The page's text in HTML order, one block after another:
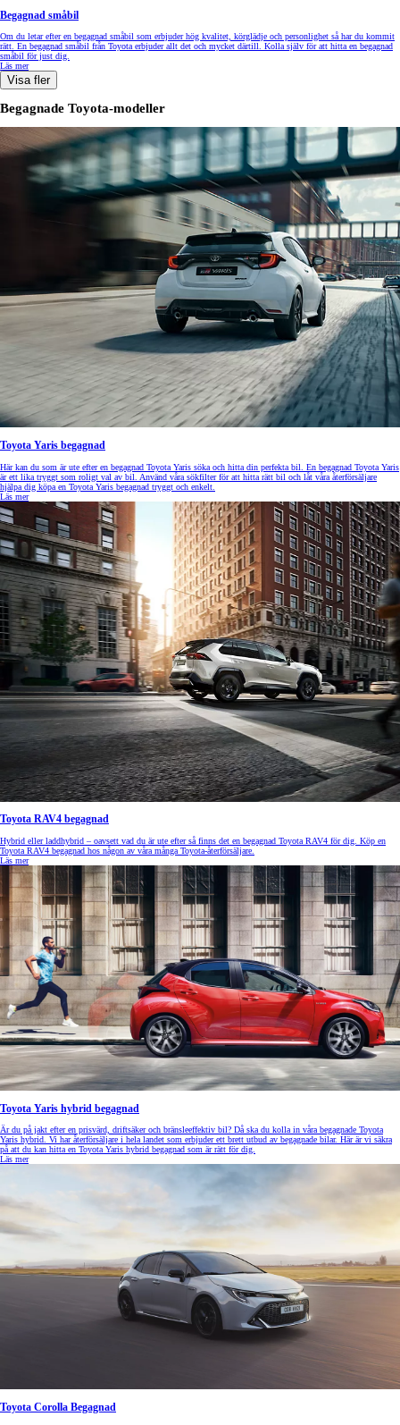
Begagnad småbil
Om du letar efter en begagnad småbil som erbjuder hög kvalitet, körglädje och personlighet så har du kommit
rätt. En begagnad småbil från Toyota erbjuder allt det och mycket därtill. Kolla själv för att hitta en begagnad
småbil för just dig.
Läs mer
Visa fler
Begagnade Toyota-modeller
Toyota Yaris begagnad
Här kan du som är ute efter en begagnad Toyota Yaris söka och hitta din perfekta bil. En begagnad Toyota Yaris
är ett lika tryggt som roligt val av bil. Använd våra sökfilter för att hitta rätt bil och låt våra återförsäljare
hjälpa dig köpa en Toyota Yaris begagnad tryggt och enkelt.
Läs mer
Toyota RAV4 begagnad
Hybrid eller laddhybrid – oavsett vad du är ute efter så finns det en begagnad Toyota RAV4 för dig. Köp en
Toyota RAV4 begagnad hos någon av våra många Toyota-återförsäljare.
Läs mer
Toyota Yaris hybrid begagnad
Är du på jakt efter en prisvärd, driftsäker och bränsleeffektiv bil? Då ska du kolla in våra begagnade Toyota
Yaris hybrid. Vi har återförsäljare i hela landet som erbjuder ett brett utbud av begagnade bilar. Här är vi säkra
på att du kan hitta en Toyota Yaris hybrid begagnad som är rätt för dig.
Läs mer
Toyota Corolla Begagnad